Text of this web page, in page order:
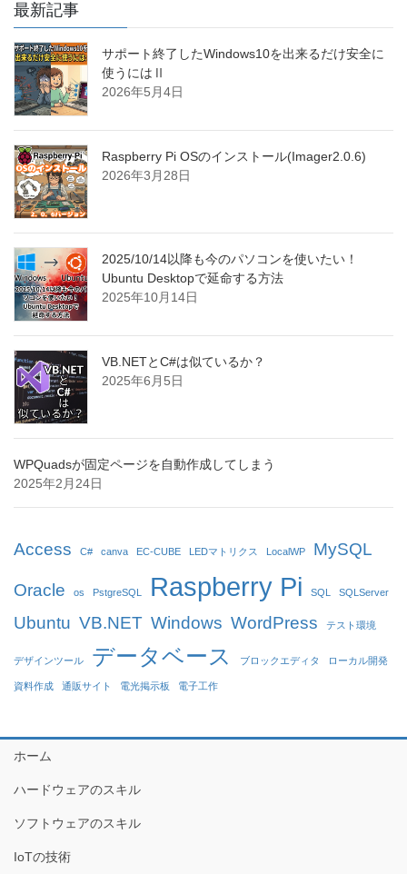
最新記事
サポート終了したWindows10を出来るだけ安全に
使うにはⅡ
2026年5月4日
Raspberry Pi OSのインストール(Imager2.0.6)
2026年3月28日
2025/10/14以降も今のパソコンを使いたい！
Ubuntu Desktopで延命する方法
2025年10月14日
VB.NETとC#は似ているか？
2025年6月5日
WPQuadsが固定ページを自動作成してしまう
2025年2月24日
Access C# canva EC-CUBE LEDマトリクス LocalWP MySQL
Oracle os PstgreSQL Raspberry Pi SQL SQLServer
Ubuntu VB.NET Windows WordPress テスト環境
デザインツール データベース ブロックエディタ ローカル開発
資料作成 通販サイト 電光掲示板 電子工作
ホーム
ハードウェアのスキル
ソフトウェアのスキル
IoTの技術